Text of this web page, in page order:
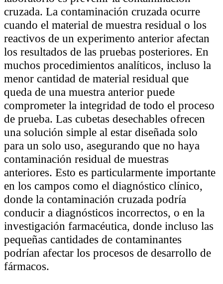
cruzada. La contaminación cruzada ocurre
cuando el material de muestra residual o los
reactivos de un experimento anterior afectan
los resultados de las pruebas posteriores. En
muchos procedimientos analíticos, incluso la
menor cantidad de material residual que
queda de una muestra anterior puede
comprometer la integridad de todo el proceso
de prueba. Las cubetas desechables ofrecen
una solución simple al estar diseñada solo
para un solo uso, asegurando que no haya
contaminación residual de muestras
anteriores. Esto es particularmente importante
en los campos como el diagnóstico clínico,
donde la contaminación cruzada podría
conducir a diagnósticos incorrectos, o en la
investigación farmacéutica, donde incluso las
pequeñas cantidades de contaminantes
podrían afectar los procesos de desarrollo de
fármacos.